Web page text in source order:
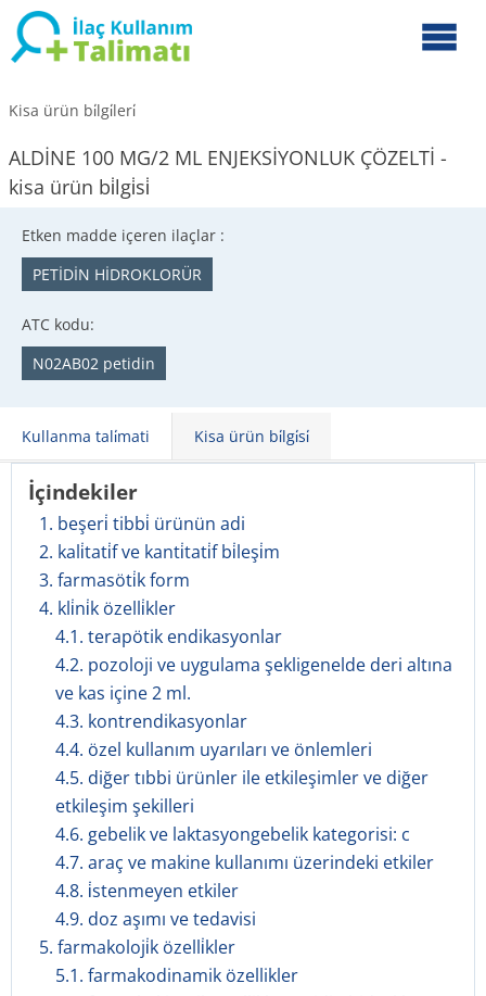
Kisa ürün bi̇lgi̇leri̇
ALDİNE 100 MG/2 ML ENJEKSİYONLUK ÇÖZELTİ -
kisa ürün bi̇lgi̇si̇
Etken madde içeren ilaçlar :
PETİDİN HİDROKLORÜR
ATC kodu:
N02AB02 petidin
Kullanma tali̇mati Kisa ürün bi̇lgi̇si̇
İçindekiler
1. beşeri̇ tibbi̇ ürünün adi
2. kali̇tati̇f ve kanti̇tati̇f bi̇leşi̇m
3. farmasöti̇k form
4. kli̇ni̇k özelli̇kler
4.1. terapötik endikasyonlar
4.2. pozoloji ve uygulama şekligenelde deri altına
ve kas içine 2 ml.
4.3. kontrendikasyonlar
4.4. özel kullanım uyarıları ve önlemleri
4.5. diğer tıbbi ürünler ile etkileşimler ve diğer
etkileşim şekilleri
4.6. gebelik ve laktasyongebelik kategorisi: c
4.7. araç ve makine kullanımı üzerindeki etkiler
4.8. i̇stenmeyen etkiler
4.9. doz aşımı ve tedavisi
5. farmakoloji̇k özelli̇kler
5.1. farmakodinamik özellikler